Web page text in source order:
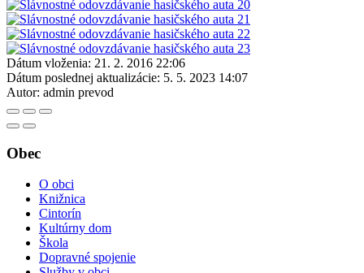
Dátum vloženia: 21. 2. 2016 22:06
Dátum poslednej aktualizácie: 5. 5. 2023 14:07
Autor: admin prevod
Obec
O obci
Knižnica
Cintorín
Kultúrny dom
Škola
Dopravné spojenie